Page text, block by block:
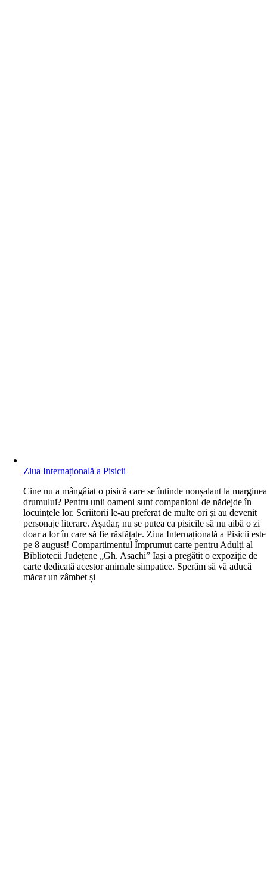
Ziua Internațională a Pisicii
Cine nu a mângâiat o pisică care se întinde nonșalant la marginea
drumului? Pentru unii oameni sunt companioni de nădejde în
locuințele lor. Scriitorii le-au preferat de multe ori și au devenit
personaje literare. Așadar, nu se putea ca pisicile să nu aibă o zi
doar a lor în care să fie răsfățate. Ziua Internațională a Pisicii este
pe 8 august! Compartimentul Împrumut carte pentru Adulți al
Bibliotecii Județene „Gh. Asachi” Iași a pregătit o expoziție de
carte dedicată acestor animale simpatice. Sperăm să vă aducă
măcar un zâmbet și